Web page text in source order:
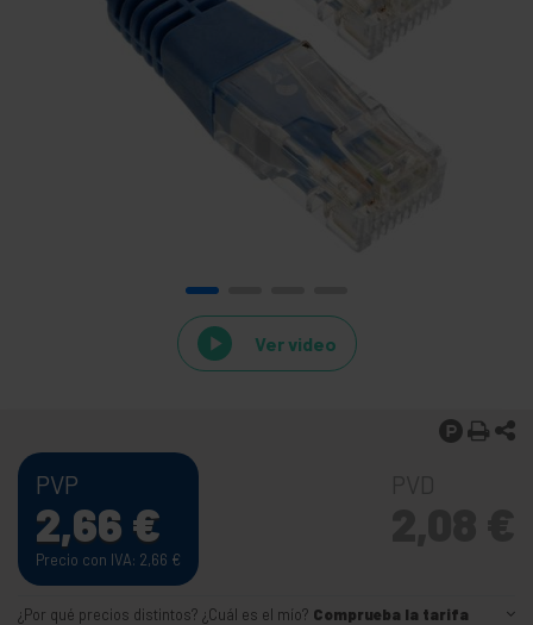
Ver video
PVP
2,66 €
Precio con IVA: 2,66 €
¿Por qué precios distintos? ¿Cuál es el mío? Comprueba la tarifa